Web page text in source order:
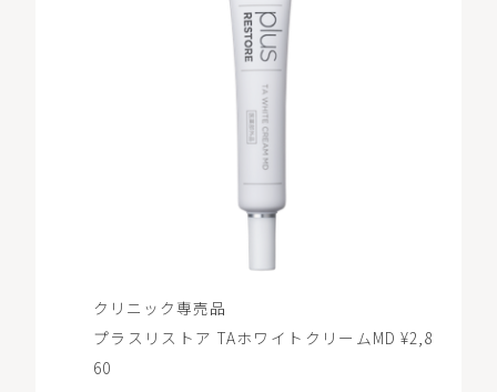
クリニック専売品
プラスリストア TAホワイトクリームMD ¥2,8
60